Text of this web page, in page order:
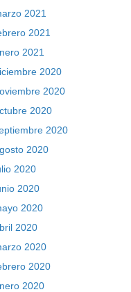
2021
2021
2021
2020
2020
2020
2020
2020
2020
2020
2020
2020
2020
2020
2020